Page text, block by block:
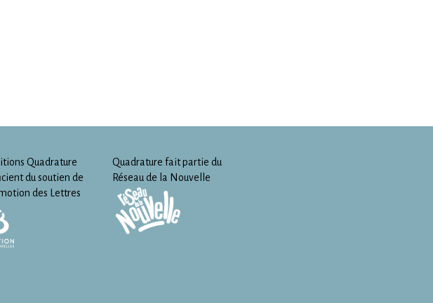
Quadrature
du soutien de
des Lettres
Quadrature fait partie du
Réseau de la Nouvelle